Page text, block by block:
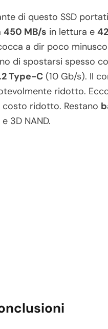
di questo SSD
450 MB/s in lettura e
a dir poco
di spostarsi spesso
Type-C (10 Gb/s). Il
ridotto.
costo ridotto. Restano
3D NAND.